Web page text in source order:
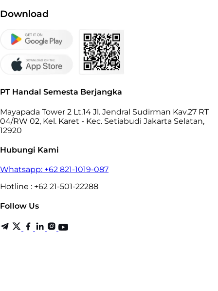
Download
PT Handal Semesta Berjangka
Mayapada Tower 2 Lt.14 Jl. Jendral Sudirman Kav.27 RT
04/RW 02, Kel. Karet - Kec. Setiabudi Jakarta Selatan,
12920
Hubungi Kami
Whatsapp: +62 821-1019-087
Hotline : +62 21-501-22288
Follow Us